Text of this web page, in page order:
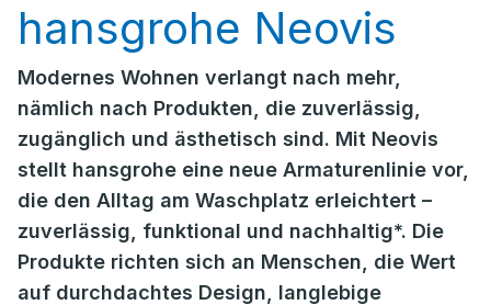
hansgrohe Neovis
Modernes Wohnen verlangt nach mehr,
nämlich nach Produkten, die zuverlässig,
zugänglich und ästhetisch sind. Mit Neovis
stellt hansgrohe eine neue Armaturenlinie vor,
die den Alltag am Waschplatz erleichtert –
zuverlässig, funktional und nachhaltig*. Die
Produkte richten sich an Menschen, die Wert
auf durchdachtes Design, langlebige